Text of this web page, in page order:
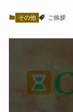
その他 ご挨拶